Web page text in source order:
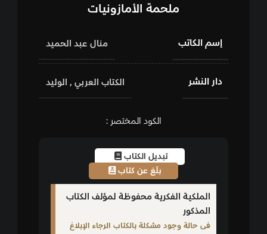
ملحمة الأمازونيات
إسم الكاتب منال عبد الحميد
دار النشر الكتاب العربي , الوليد
الكود المختصر :
تبديل الكتاب
بلّغ عن كتاب
الملكية الفكرية محفوظة لمؤلف الكتاب
المذكور
فى حالة وجود مشكلة بالكتاب الرجاء الإبلاغ